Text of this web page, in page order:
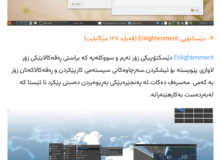
۴- دێسکتۆپی Enlightenment (قەبارە ۱۲۸ مێگابایت)
Enlightenmentدێسکتۆپیکی زۆر نەرم و سووکلەیە کە براستی ڕەقەکالایێکی زۆر
لاوازی پێویستە بۆ ئیشکردن.سەرچاوەکانی سیستەمی کارپێکردن و ڕەقەکالاکەتان زۆر
بە کەمی مەسرەف دەکات.لە پەنجێرەیێکی بەڕیوەبردن دەستی پێکرد تا ئێستا کە
لەبەردەست بەکارهێنەرانە.